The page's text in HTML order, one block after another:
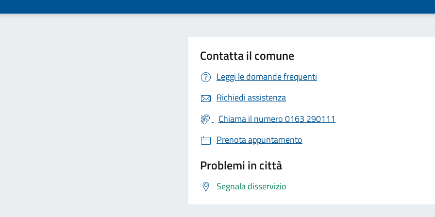
Contatta il comune
Leggi le domande frequenti
Richiedi assistenza
Chiama il numero 0163 290111
Prenota appuntamento
Problemi in città
Segnala disservizio